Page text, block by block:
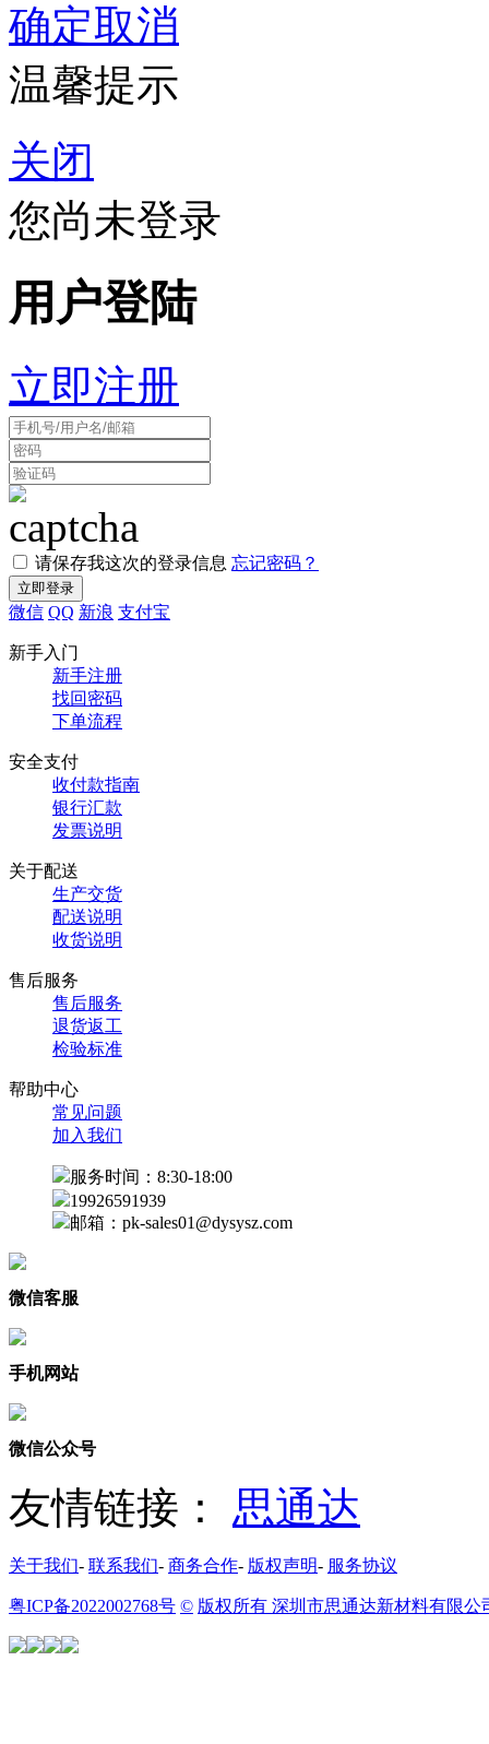
确定取消
温馨提示
关闭
您尚未登录
用户登陆
立即注册
请保存我这次的登录信息 忘记密码？
微信 QQ 新浪 支付宝
新手入门
新手注册
找回密码
下单流程
安全支付
收付款指南
银行汇款
发票说明
关于配送
生产交货
配送说明
收货说明
售后服务
售后服务
退货返工
检验标准
帮助中心
常见问题
加入我们
服务时间：8:30-18:00
19926591939
邮箱：pk-sales01@dysysz.com
微信客服
手机网站
微信公众号
友情链接： 思通达
关于我们- 联系我们- 商务合作- 版权声明- 服务协议
粤ICP备2022002768号 © 版权所有 深圳市思通达新材料有限公